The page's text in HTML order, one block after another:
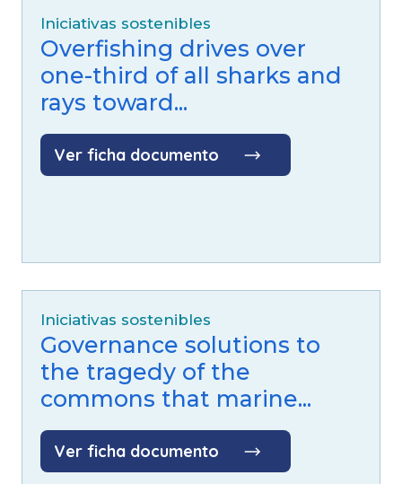
Iniciativas sostenibles
Overfishing drives over
one-third of all sharks and
rays toward...
Ver ficha documento
Iniciativas sostenibles
Governance solutions to
the tragedy of the
commons that marine...
Ver ficha documento